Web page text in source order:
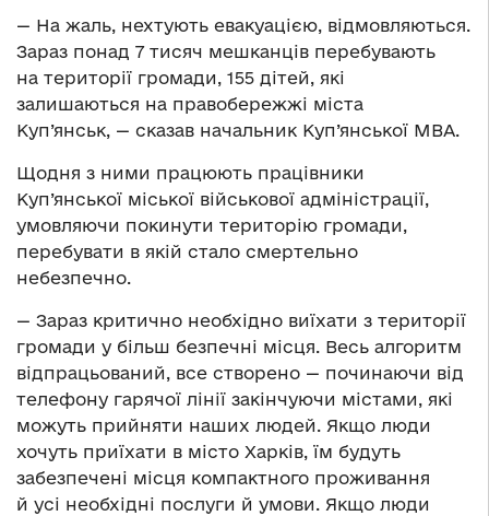
— На жаль, нехтують евакуацією, відмовляються.
Зараз понад 7 тисяч мешканців перебувають
на території громади, 155 дітей, які
залишаються на правобережжі міста
Куп’янськ, — сказав начальник Куп’янської МВА.
Щодня з ними працюють працівники
Куп’янської міської військової адміністрації,
умовляючи покинути територію громади,
перебувати в якій стало смертельно
небезпечно.
— Зараз критично необхідно виїхати з території
громади у більш безпечні місця. Весь алгоритм
відпрацьований, все створено — починаючи від
телефону гарячої лінії закінчуючи містами, які
можуть прийняти наших людей. Якщо люди
хочуть приїхати в місто Харків, їм будуть
забезпечені місця компактного проживання
й усі необхідні послуги й умови. Якщо люди